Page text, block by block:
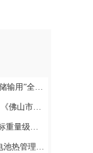
峰实施方案》印发
法（2022年修订）》发布
绿氢项目
项专利为行业共享